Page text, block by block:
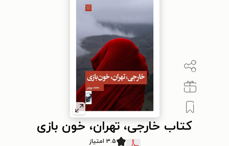
کتاب خارجی، تهران، خون بازی
۳.۵ امتیاز